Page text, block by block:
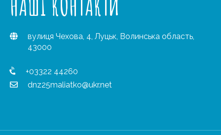
вулиця Чехова, 4, Луцьк, Волинська область,
43000
+03322 44260
dnz25maliatko@ukr.net